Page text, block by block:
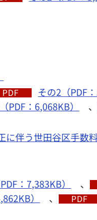
その2（PDF
PDF：6,068KB） 、
伴う世田谷区手数
：7,383KB） 、
） 、